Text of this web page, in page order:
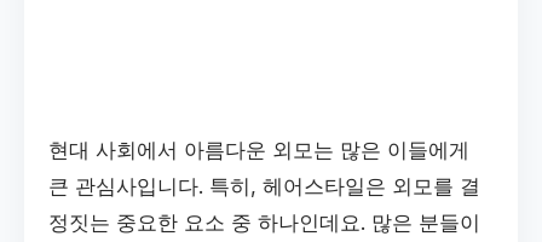
현대 사회에서 아름다운 외모는 많은 이들에게
큰 관심사입니다. 특히, 헤어스타일은 외모를 결
정짓는 중요한 요소 중 하나인데요. 많은 분들이